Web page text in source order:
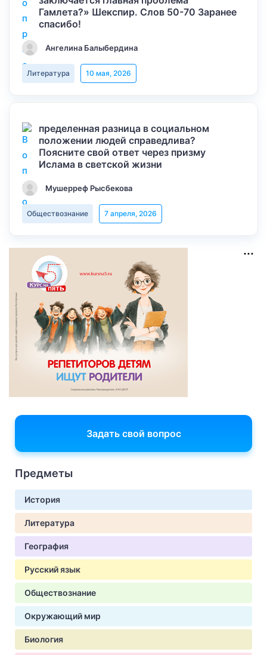
Гамлета?» Шекспир. Слов 50-70 Заранее
спасибо!
Ангелина Балыбердина
Литература 10 мая, 2026
пределенная разница в социальном
положении людей справедлива?
Поясните свой ответ через призму
Ислама в светской жизни
Мушерреф Рысбекова
Обществознание 7 апреля, 2026
Задать свой вопрос
Предметы
История
Литература
География
Русский язык
Обществознание
Окружающий мир
Биология